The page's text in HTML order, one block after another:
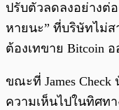
ปรับตัวลดลงอย่างต่
หายนะ” ที่บริษัทไม่
ต้องเทขาย Bitcoin
ขณะที่ James Check
ความเห็นไปในทิศท